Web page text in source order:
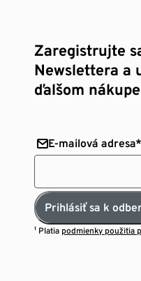
Zaregistrujte
Newslettera a
ďalšom
E-mailová adresa*
Prihlásiť sa k
¹ Platia podmienky použitia